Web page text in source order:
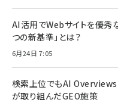
AI活用でWebサイトを優秀
つの新基準」とは？
6月24日 7:05
検索上位でもAI Overviews
が取り組んだGEO施策